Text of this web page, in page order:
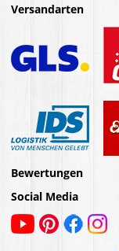
Versandarten
Bewertungen
Social Media